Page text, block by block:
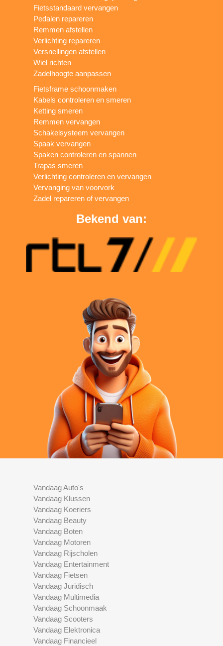
Fietsstandaard vervangen
Pedalen repareren
Remmen afstellen
Verlichting repareren
Versnellingen afstellen
Wiel richten
Zadelhoogte aanpassen
Fietsframe schoonmaken
Kabels controleren en smeren
Ketting smeren
Remmen vervangen
Schakelsysteem vervangen
Spaak vervangen
Spaken controleren en spannen
Trapas smeren
Verlichting controleren en vervangen
Vervanging van voorvork
Zadel repareren of vervangen
Bekend van:
Vandaag Auto's
Vandaag Klussen
Vandaag Koeriers
Vandaag Beauty
Vandaag Boten
Vandaag Motoren
Vandaag Rijscholen
Vandaag Entertainment
Vandaag Fietsen
Vandaag Juridisch
Vandaag Multimedia
Vandaag Schoonmaak
Vandaag Scooters
Vandaag Elektronica
Vandaag Financieel